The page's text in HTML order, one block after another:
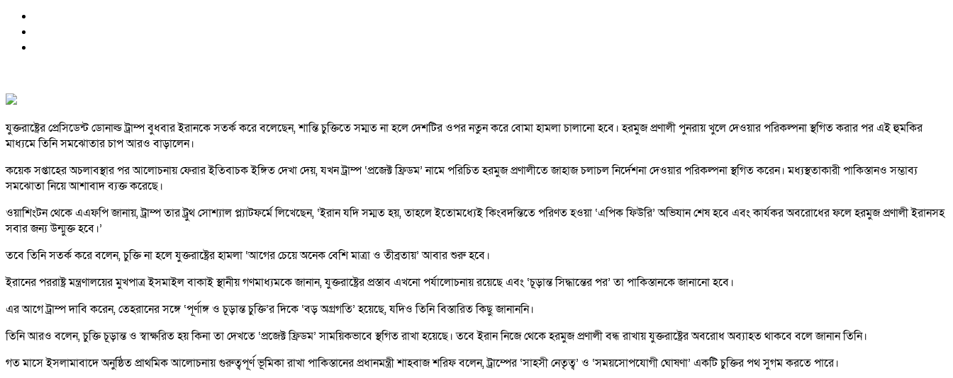
যুক্তরাষ্ট্রের প্রেসিডেন্ট ডোনাল্ড ট্রাম্প বুধবার ইরানকে সতর্ক করে বলেছেন, শান্তি চুক্তিতে সম্মত না হলে দেশটির ওপর নতুন করে বোমা হামলা চালানো হবে। হরমুজ প্রণালী পুনরায় খুলে দেওয়ার পরিকল্পনা স্থগিত করার পর এই হুমকির
মাধ্যমে তিনি সমঝোতার চাপ আরও বাড়ালেন।
কয়েক সপ্তাহের অচলাবস্থার পর আলোচনায় ফেরার ইতিবাচক ইঙ্গিত দেখা দেয়, যখন ট্রাম্প ‘প্রজেক্ট ফ্রিডম’ নামে পরিচিত হরমুজ প্রণালীতে জাহাজ চলাচল নির্দেশনা দেওয়ার পরিকল্পনা স্থগিত করেন। মধ্যস্থতাকারী পাকিস্তানও সম্ভাব্য
সমঝোতা নিয়ে আশাবাদ ব্যক্ত করেছে।
ওয়াশিংটন থেকে এএফপি জানায়, ট্রাম্প তার ট্রুথ সোশ্যাল প্ল্যাটফর্মে লিখেছেন, ‘ইরান যদি সম্মত হয়, তাহলে ইতোমধ্যেই কিংবদন্তিতে পরিণত হওয়া ‘এপিক ফিউরি’ অভিযান শেষ হবে এবং কার্যকর অবরোধের ফলে হরমুজ প্রণালী ইরানসহ
সবার জন্য উন্মুক্ত হবে।’
তবে তিনি সতর্ক করে বলেন, চুক্তি না হলে যুক্তরাষ্ট্রের হামলা ‘আগের চেয়ে অনেক বেশি মাত্রা ও তীব্রতায়’ আবার শুরু হবে।
ইরানের পররাষ্ট্র মন্ত্রণালয়ের মুখপাত্র ইসমাইল বাকাই স্থানীয় গণমাধ্যমকে জানান, যুক্তরাষ্ট্রের প্রস্তাব এখনো পর্যালোচনায় রয়েছে এবং ‘চূড়ান্ত সিদ্ধান্তের পর’ তা পাকিস্তানকে জানানো হবে।
এর আগে ট্রাম্প দাবি করেন, তেহরানের সঙ্গে ‘পূর্ণাঙ্গ ও চূড়ান্ত চুক্তি’র দিকে ‘বড় অগ্রগতি’ হয়েছে, যদিও তিনি বিস্তারিত কিছু জানাননি।
তিনি আরও বলেন, চুক্তি চূড়ান্ত ও স্বাক্ষরিত হয় কিনা তা দেখতে ‘প্রজেক্ট ফ্রিডম’ সাময়িকভাবে স্থগিত রাখা হয়েছে। তবে ইরান নিজে থেকে হরমুজ প্রণালী বন্ধ রাখায় যুক্তরাষ্ট্রের অবরোধ অব্যাহত থাকবে বলে জানান তিনি।
গত মাসে ইসলামাবাদে অনুষ্ঠিত প্রাথমিক আলোচনায় গুরুত্বপূর্ণ ভূমিকা রাখা পাকিস্তানের প্রধানমন্ত্রী শাহবাজ শরিফ বলেন, ট্রাম্পের ‘সাহসী নেতৃত্ব’ ও ‘সময়সোপযোগী ঘোষণা’ একটি চুক্তির পথ সুগম করতে পারে।